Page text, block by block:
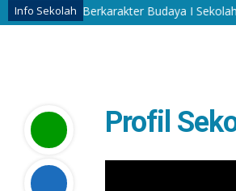
Info SekolahBerkarakter Budaya I Sekolah
Profil